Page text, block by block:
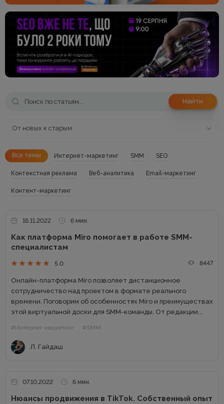
Найти
От новых к старым
Все темы Интернет-маркетинг SMM SEO
Контекстная реклама Веб-аналитика Email-маркетинг
Контент-маркетинг
16.11.2022 6 мин.
Как платформа Miro помогает в работе SMM-
специалистам
5.0 8447
Онлайн-платформа Miro позволяет дистанционное
сотрудничество над проектом в формате реального
времени. Поговорим об особенностях Miro и преимуществах
этой виртуальной доски для SMM-команды. От редакции.
для вас в одном месте! Подписывайтесь на наш телеграм-
канал...
#Интернет-маркетинг #SMM
Л. Гайдаш
07.10.2022 6 мин.
Нюансы продвижения в TikTok. Собственный опыт